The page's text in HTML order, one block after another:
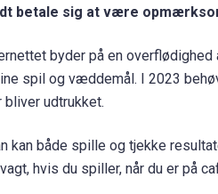
betale sig at være
byder på en
spil og væddemål. I 2023
bliver udtrukket.
kan både spille og tjekke
hvis du spiller, når du er på